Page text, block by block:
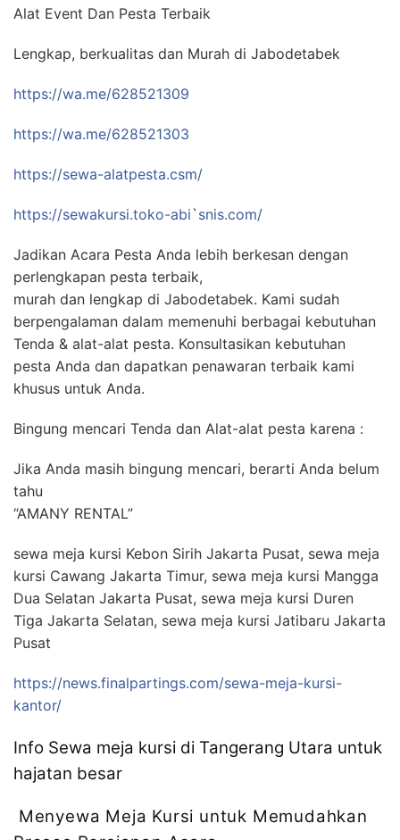
Alat Event Dan Pesta Terbaik
Lengkap, berkualitas dan Murah di Jabodetabek
https://wa.me/628521309
https://wa.me/628521303
https://sewa-alatpesta.csm/
https://sewakursi.toko-abi`snis.com/
Jadikan Acara Pesta Anda lebih berkesan dengan
perlengkapan pesta terbaik,
murah dan lengkap di Jabodetabek. Kami sudah
berpengalaman dalam memenuhi berbagai kebutuhan
Tenda & alat-alat pesta. Konsultasikan kebutuhan
pesta Anda dan dapatkan penawaran terbaik kami
khusus untuk Anda.
Bingung mencari Tenda dan Alat-alat pesta karena :
Jika Anda masih bingung mencari, berarti Anda belum
tahu
“AMANY RENTAL”
sewa meja kursi Kebon Sirih Jakarta Pusat, sewa meja
kursi Cawang Jakarta Timur, sewa meja kursi Mangga
Dua Selatan Jakarta Pusat, sewa meja kursi Duren
Tiga Jakarta Selatan, sewa meja kursi Jatibaru Jakarta
Pusat
https://news.finalpartings.com/sewa-meja-kursi-
kantor/
Info Sewa meja kursi di Tangerang Utara untuk
hajatan besar
Menyewa Meja Kursi untuk Memudahkan